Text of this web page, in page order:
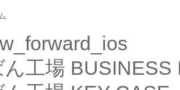
工場 BUSINESS